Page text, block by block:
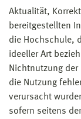
Aktualität,
bereitgestellten
die Hochschule,
ideeller Art
Nichtnutzung
die Nutzung
verursacht
sofern seitens